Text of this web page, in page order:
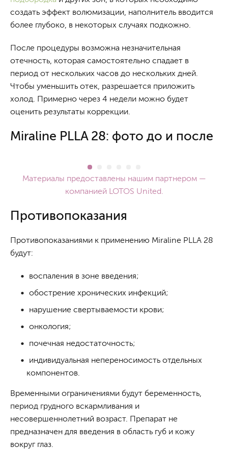
создать эффект волюмизации, наполнитель вводится
более глубоко, в некоторых случаях подкожно.
После процедуры возможна незначительная
отечность, которая самостоятельно спадает в
период от нескольких часов до нескольких дней.
Чтобы уменьшить отек, разрешается приложить
холод. Примерно через 4 недели можно будет
оценить результаты коррекции.
Miraline PLLA 28: фото до и после
Материалы предоставлены нашим партнером —
компанией LOTOS United.
Противопоказания
Противопоказаниями к применению Miraline PLLA 28
будут:
воспаления в зоне введения;
обострение хронических инфекций;
нарушение свертываемости крови;
онкология;
почечная недостаточность;
индивидуальная непереносимость отдельных
компонентов.
Временными ограничениями будут беременность,
период грудного вскармливания и
несовершеннолетний возраст. Препарат не
предназначен для введения в область губ и кожу
вокруг глаз.